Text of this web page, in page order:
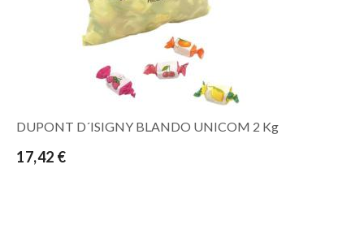
DUPONT D´ISIGNY BLANDO UNICOM 2 Kg
17,42 €